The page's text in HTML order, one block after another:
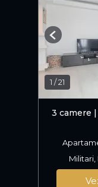
1 /21
Previous
3 camere